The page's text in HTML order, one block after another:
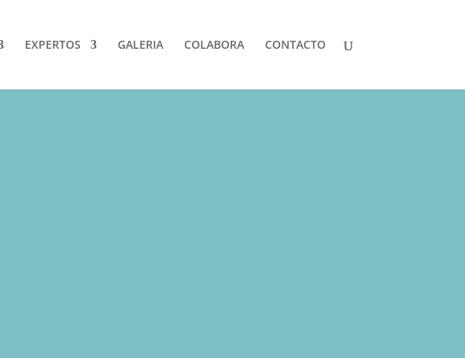
EXPERTOS GALERIA COLABORA CONTACTO